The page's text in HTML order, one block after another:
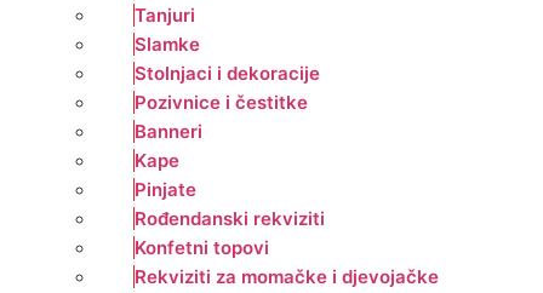
Tanjuri
Slamke
Stolnjaci i dekoracije
Pozivnice i čestitke
Banneri
Kape
Pinjate
Rođendanski rekviziti
Konfetni topovi
Rekviziti za momačke i djevojačke